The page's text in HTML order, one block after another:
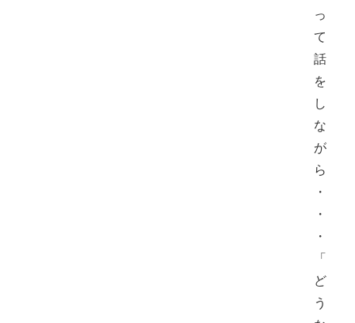
っ
て
話
を
し
な
が
ら
・
・
・
「
ど
う